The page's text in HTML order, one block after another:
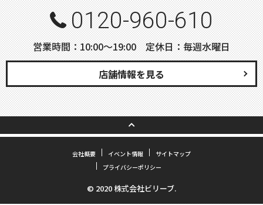
0120-960-610
営業時間：10:00〜19:00 定休日：毎週水曜日
店舗情報を見る
会社概要 イベント情報
サイトマップ
プライバシーポリシー
© 2020 株式会社ビリーブ.